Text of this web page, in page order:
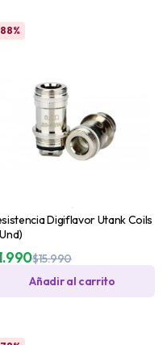
88%
Digiflavor Utank Coils
$15.990
Añadir al carrito